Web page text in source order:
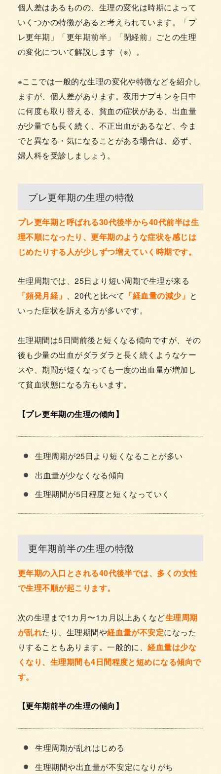
個人差はあるものの、生理の変化は時期によって
いくつかの特徴があると考えられています。「プ
レ更年期」「更年期前半」「閉経前」ごとの生理
の変化について解説します（※）。
※ここでは一般的な生理の変化や特徴などを紹介し
ますが、個人差があります。夜用ナプキンを日中
に何度も取り替える、貧血の症状がある、出血量
が少量でも長く続く、不正出血があるなど、今ま
でと異なる・気になることがある場合は、必ず、
婦人科を受診しましょう。
プレ更年期の生理の特徴
プレ更年期と呼ばれる30代後半から40代前半は生
理不順になったり、更年期のような症状を感じは
じめたりする人が少しずつ増えていく時期です。
生理周期では、25日より短い周期で生理が来る
「頻発月経」 、20代と比べて 「経血量の減少」 と
いった症状を訴える方が多いです。
生理期間は5日間前後と短くなる傾向ですが、その
後も少量の出血がダラダラと長く続くようなケー
スや、期間が短くなっても一度の出血量が増加し
て貧血状態になる方もいます。
【プレ更年期の生理の傾向】
生理周期が25日より短くなることが多い
出血量が少なくなる傾向
生理期間が5日程度と短くなっていく
更年期前半の生理の特徴
更年期の入口とされる40代後半では、多くの女性
で生理不順が起こります。
次の生理まで1カ月〜1カ月以上あくなど生理周期
が乱れたり、生理期間や経血量が不安定になった
りすることもあります。一般的に、経血量は少な
くなり、生理期間も4日間程度と短めになる傾向で
す。
【更年期前半の生理の傾向】
生理周期が乱れはじめる
生理期間や出血量が不安定になりがち